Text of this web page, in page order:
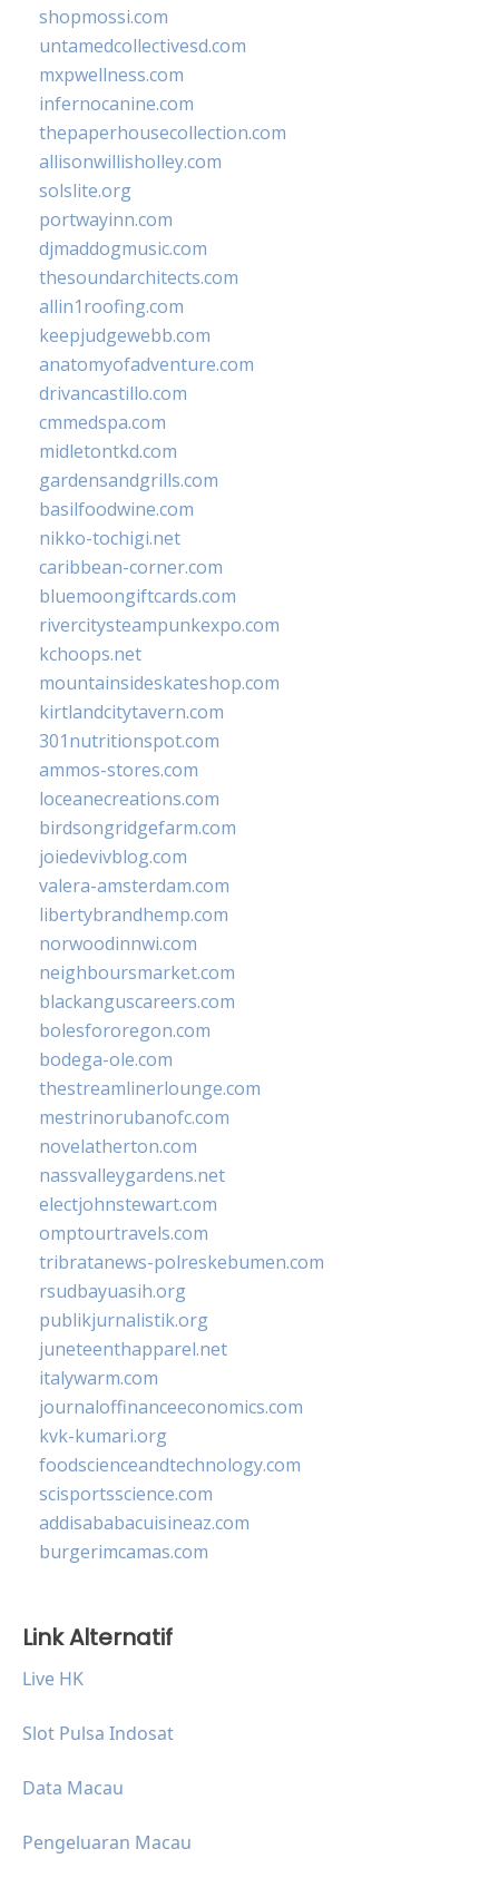
shopmossi.com
untamedcollectivesd.com
mxpwellness.com
infernocanine.com
thepaperhousecollection.com
allisonwillisholley.com
solslite.org
portwayinn.com
djmaddogmusic.com
thesoundarchitects.com
allin1roofing.com
keepjudgewebb.com
anatomyofadventure.com
drivancastillo.com
cmmedspa.com
midletontkd.com
gardensandgrills.com
basilfoodwine.com
nikko-tochigi.net
caribbean-corner.com
bluemoongiftcards.com
rivercitysteampunkexpo.com
kchoops.net
mountainsideskateshop.com
kirtlandcitytavern.com
301nutritionspot.com
ammos-stores.com
loceanecreations.com
birdsongridgefarm.com
joiedevivblog.com
valera-amsterdam.com
libertybrandhemp.com
norwoodinnwi.com
neighboursmarket.com
blackanguscareers.com
bolesfororegon.com
bodega-ole.com
thestreamlinerlounge.com
mestrinorubanofc.com
novelatherton.com
nassvalleygardens.net
electjohnstewart.com
omptourtravels.com
tribratanews-polreskebumen.com
rsudbayuasih.org
publikjurnalistik.org
juneteenthapparel.net
italywarm.com
journaloffinanceeconomics.com
kvk-kumari.org
foodscienceandtechnology.com
scisportsscience.com
addisababacuisineaz.com
burgerimcamas.com
Link Alternatif
Live HK
Slot Pulsa Indosat
Data Macau
Pengeluaran Macau